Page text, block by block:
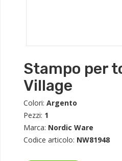
Stampo per
Village
Colori: Argento
Pezzi: 1
Marca: Nordic Ware
Codice articolo: NW81948